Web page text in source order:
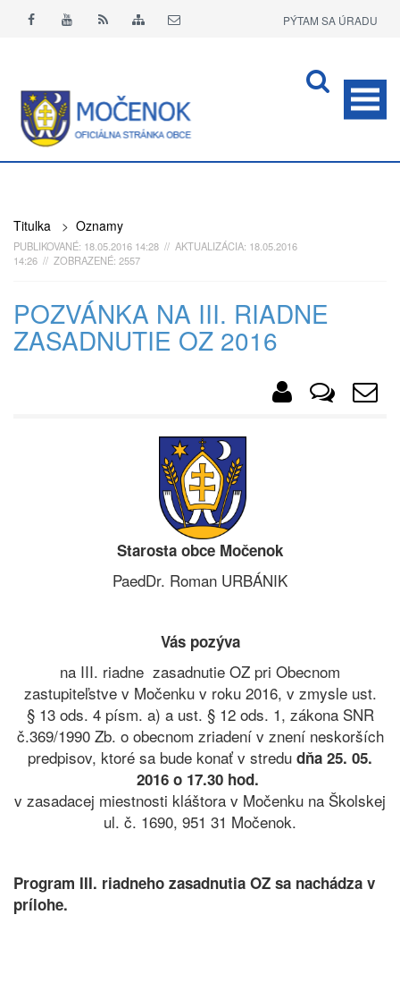
PÝTAM SA ÚRADU
Titulka > Oznamy
PUBLIKOVANÉ: 18.05.2016 14:28 // AKTUALIZÁCIA: 18.05.2016
14:26 // ZOBRAZENÉ: 2557
POZVÁNKA NA III. RIADNE
ZASADNUTIE OZ 2016
Starosta obce Močenok
PaedDr. Roman URBÁNIK
Vás pozýva
na III. riadne zasadnutie OZ pri Obecnom
zastupiteľstve v Močenku v roku 2016, v zmysle ust.
§ 13 ods. 4 písm. a) a ust. § 12 ods. 1, zákona SNR
č.369/1990 Zb. o obecnom zriadení v znení neskorších
predpisov, ktoré sa bude konať v stredu dňa 25. 05.
2016 o 17.30 hod.
v zasadacej miestnosti kláštora v Močenku na Školskej
ul. č. 1690, 951 31 Močenok.
Program III. riadneho zasadnutia OZ sa nachádza v
prílohe.